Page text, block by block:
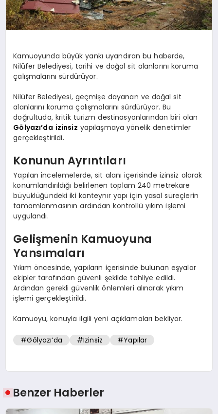
Kamuoyunda büyük yankı uyandıran bu haberde,
Nilüfer Belediyesi, tarihi ve doğal sit alanlarını koruma
çalışmalarını sürdürüyor.
Nilüfer Belediyesi, geçmişe dayanan ve doğal sit
alanlarını koruma çalışmalarını sürdürüyor. Bu
doğrultuda, kritik turizm destinasyonlarından biri olan
Gölyazı’da izinsiz yapılaşmaya yönelik denetimler
gerçekleştirildi.
Konunun Ayrıntıları
Yapılan incelemelerde, sit alanı içerisinde izinsiz olarak
konumlandırıldığı belirlenen toplam 240 metrekare
büyüklüğündeki iki konteynır yapı için yasal süreçlerin
tamamlanmasının ardından kontrollü yıkım işlemi
uygulandı.
Gelişmenin Kamuoyuna
Yansımaları
Yıkım öncesinde, yapıların içerisinde bulunan eşyalar
ekipler tarafından güvenli şekilde tahliye edildi.
Ardından gerekli güvenlik önlemleri alınarak yıkım
işlemi gerçekleştirildi.
Kamuoyu, konuyla ilgili yeni açıklamaları bekliyor.
#Gölyazı’da #Izinsiz #Yapılar
Benzer Haberler